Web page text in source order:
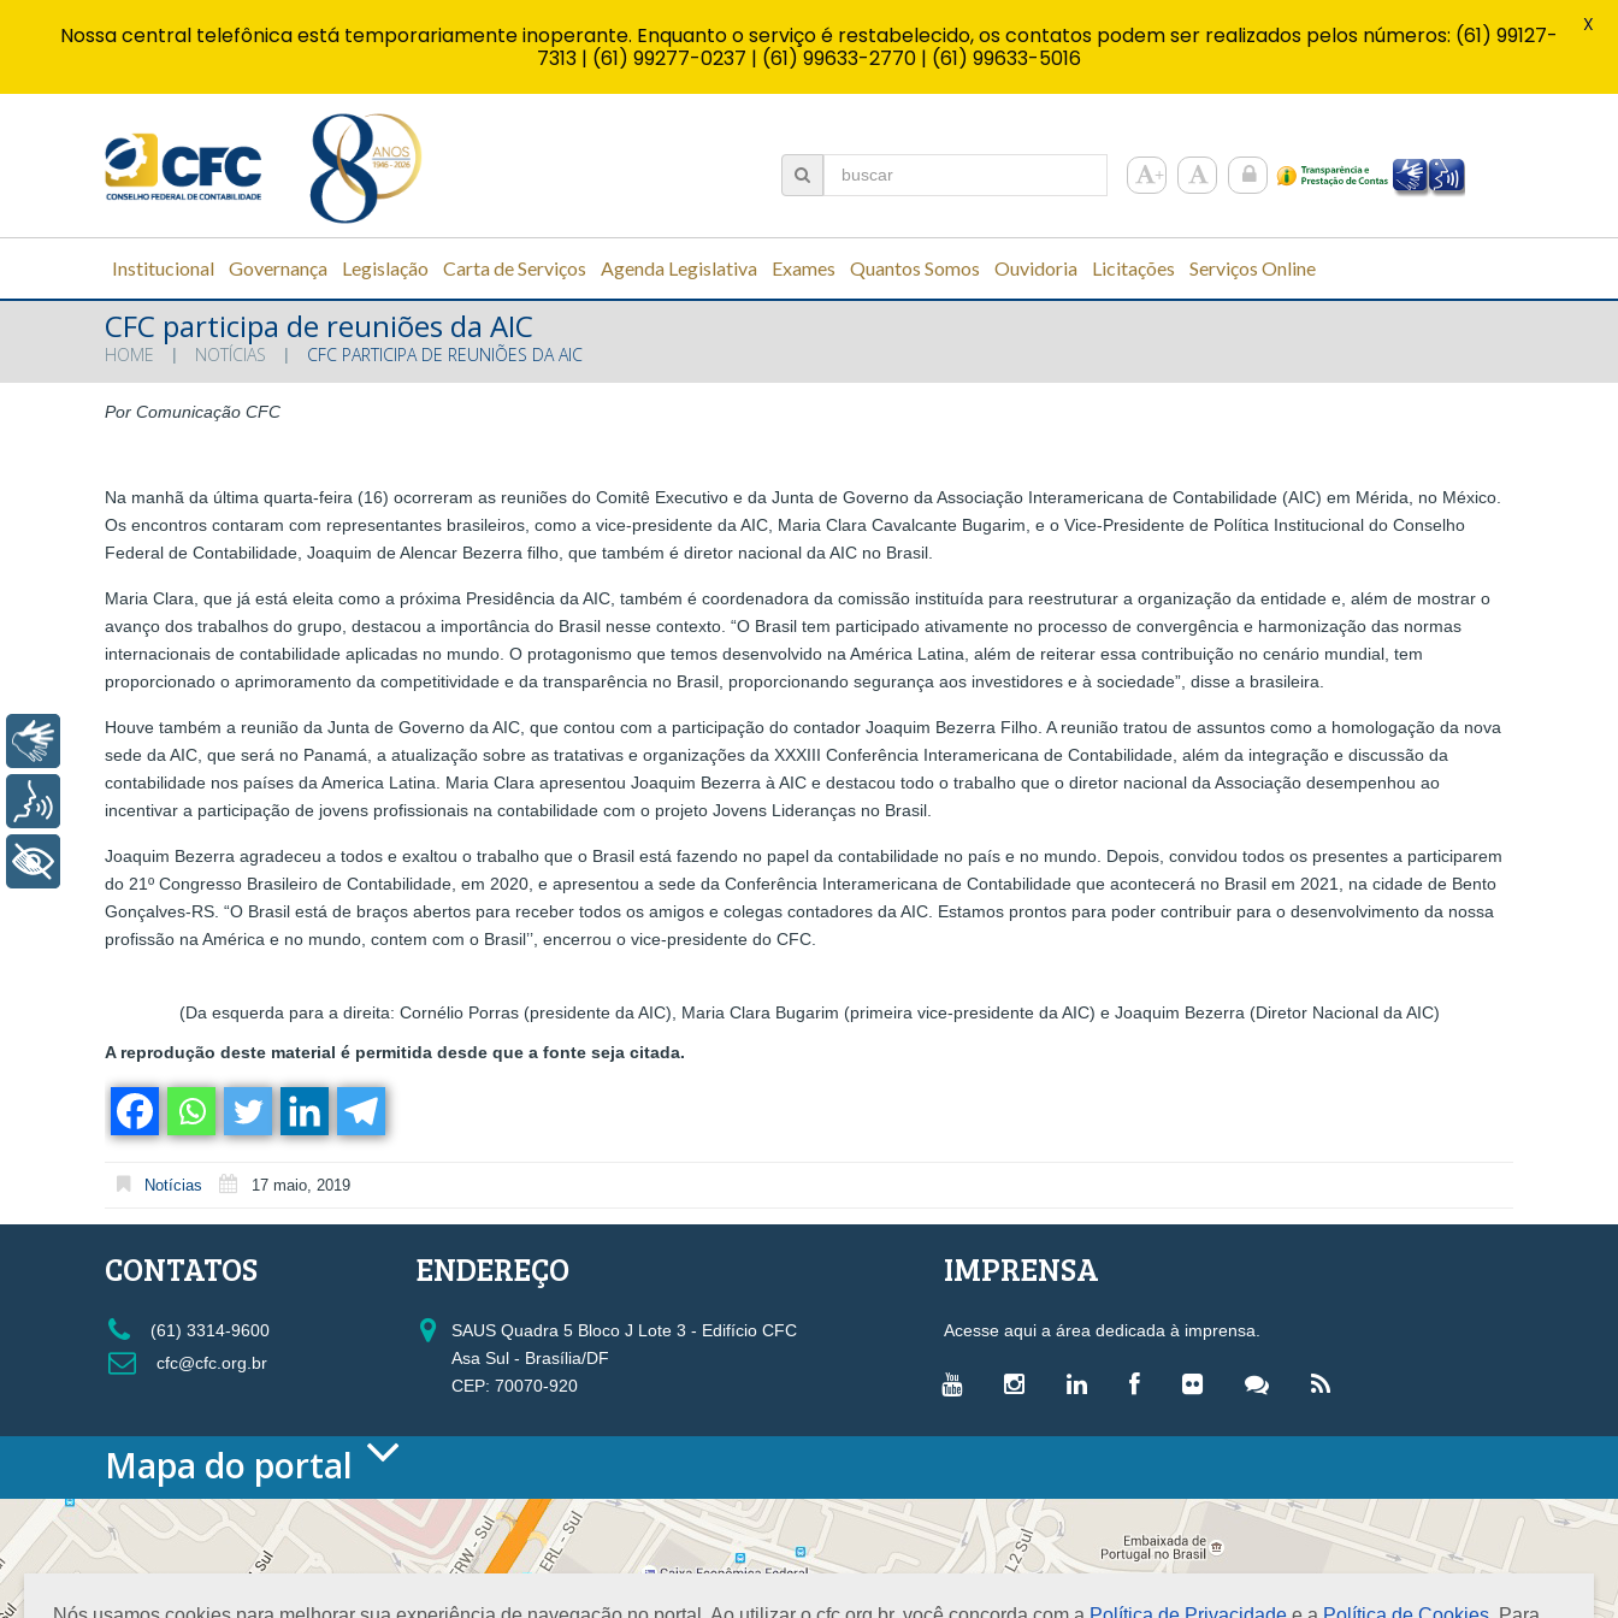
Institucional Governança Legislação Carta de Serviços Agenda Legislativa Exames Quantos Somos Ouvidoria Licitações Serviços Online
CFC participa de reuniões da AIC
HOME NOTÍCIAS CFC PARTICIPA DE REUNIÕES DA AIC
Por Comunicação CFC
Na manhã da última quarta-feira (16) ocorreram as reuniões do Comitê Executivo e da Junta de Governo da Associação Interamericana de Contabilidade (AIC) em Mérida, no México.
Os encontros contaram com representantes brasileiros, como a vice-presidente da AIC, Maria Clara Cavalcante Bugarim, e o Vice-Presidente de Política Institucional do Conselho
Federal de Contabilidade, Joaquim de Alencar Bezerra filho, que também é diretor nacional da AIC no Brasil.
Maria Clara, que já está eleita como a próxima Presidência da AIC, também é coordenadora da comissão instituída para reestruturar a organização da entidade e, além de mostrar o
avanço dos trabalhos do grupo, destacou a importância do Brasil nesse contexto. “O Brasil tem participado ativamente no processo de convergência e harmonização das normas
internacionais de contabilidade aplicadas no mundo. O protagonismo que temos desenvolvido na América Latina, além de reiterar essa contribuição no cenário mundial, tem
proporcionado o aprimoramento da competitividade e da transparência no Brasil, proporcionando segurança aos investidores e à sociedade”, disse a brasileira.
Houve também a reunião da Junta de Governo da AIC, que contou com a participação do contador Joaquim Bezerra Filho. A reunião tratou de assuntos como a homologação da nova
sede da AIC, que será no Panamá, a atualização sobre as tratativas e organizações da XXXIII Conferência Interamericana de Contabilidade, além da integração e discussão da
contabilidade nos países da America Latina. Maria Clara apresentou Joaquim Bezerra à AIC e destacou todo o trabalho que o diretor nacional da Associação desempenhou ao
incentivar a participação de jovens profissionais na contabilidade com o projeto Jovens Lideranças no Brasil.
Joaquim Bezerra agradeceu a todos e exaltou o trabalho que o Brasil está fazendo no papel da contabilidade no país e no mundo. Depois, convidou todos os presentes a participarem
do 21º Congresso Brasileiro de Contabilidade, em 2020, e apresentou a sede da Conferência Interamericana de Contabilidade que acontecerá no Brasil em 2021, na cidade de Bento
Gonçalves-RS. “O Brasil está de braços abertos para receber todos os amigos e colegas contadores da AIC. Estamos prontos para poder contribuir para o desenvolvimento da nossa
profissão na América e no mundo, contem com o Brasil’’, encerrou o vice-presidente do CFC.
(Da esquerda para a direita: Cornélio Porras (presidente da AIC), Maria Clara Bugarim (primeira vice-presidente da AIC) e Joaquim Bezerra (Diretor Nacional da AIC)
A reprodução deste material é permitida desde que a fonte seja citada.
Notícias 17 maio, 2019
CONTATOS
(61) 3314-9600
cfc@cfc.org.br
ENDEREÇO
SAUS Quadra 5 Bloco J Lote 3 - Edifício CFC
Asa Sul - Brasília/DF
CEP: 70070-920
IMPRENSA
Acesse aqui a área dedicada à imprensa.
Mapa do portal
HOME
O CONSELHO
Conselho Diretor
VICE-PRESIDÊNCIAS
Administrativa
Controle Interno
LEGISLAÇÃO
Decretos-Lei
Nossa central telefônica está temporariamente inoperante. Enquanto o serviço é restabelecido, os contatos podem ser realizados pelos números: (61) 99127-
7313 | (61) 99277-0237 | (61) 99633-2770 | (61) 99633-5016
X
Voz
+ Acessibilidade